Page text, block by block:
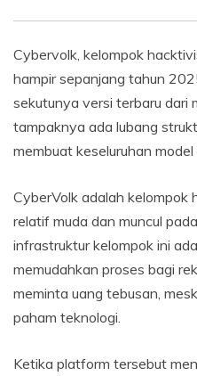
Cybervolk, kelompok
hampir sepanjang tahun
sekutunya versi terbaru dari
tampaknya ada lubang
membuat keseluruhan
CyberVolk adalah kelompok
relatif muda dan muncul
infrastruktur kelompok ini
memudahkan proses bagi
meminta uang tebusan,
paham teknologi.
Ketika platform tersebut